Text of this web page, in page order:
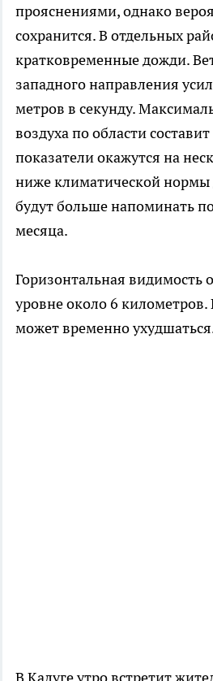
прояснениями, однако
сохранится. В отдельных
кратковременные дожди.
западного направления
метров в секунду.
воздуха по области
показатели окажутся на
ниже климатической нормы
будут больше напоминать
месяца.
Горизонтальная видимость
уровне около 6
может временно
В Калуге утро встретит